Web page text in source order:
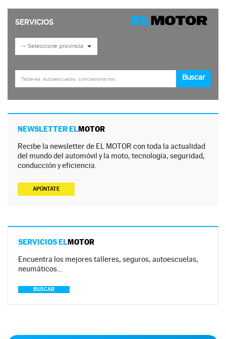
NEWSLETTER ELMOTOR
Recibe la newsletter de EL MOTOR con toda la actualidad
del mundo del automóvil y la moto, tecnología, seguridad,
conducción y eficiencia.
APÚNTATE
SERVICIOS ELMOTOR
Encuentra los mejores talleres, seguros, autoescuelas,
neumáticos…
BUSCAR